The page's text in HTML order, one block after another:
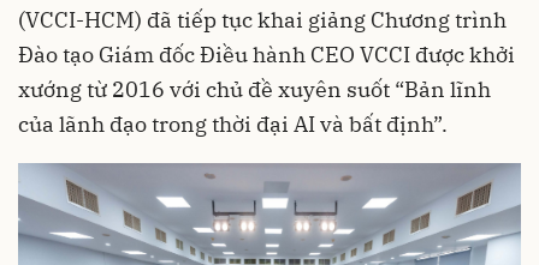
(VCCI-HCM) đã tiếp tục khai giảng Chương trình
Đào tạo Giám đốc Điều hành CEO VCCI được khởi
xướng từ 2016 với chủ đề xuyên suốt “Bản lĩnh
của lãnh đạo trong thời đại AI và bất định”.